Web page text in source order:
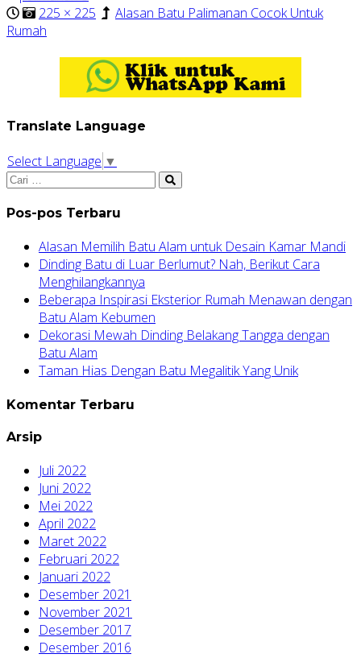
225 × 225
Alasan Batu Palimanan Cocok Untuk
Rumah
Translate Language
Select Language ▼
Pos-pos Terbaru
Alasan Memilih Batu Alam untuk Desain Kamar Mandi
Dinding Batu di Luar Berlumut? Nah, Berikut Cara
Menghilangkannya
Beberapa Inspirasi Eksterior Rumah Menawan dengan
Batu Alam Kebumen
Dekorasi Mewah Dinding Belakang Tangga dengan
Batu Alam
Taman Hias Dengan Batu Megalitik Yang Unik
Komentar Terbaru
Arsip
Juli 2022
Juni 2022
Mei 2022
April 2022
Maret 2022
Februari 2022
Januari 2022
Desember 2021
November 2021
Desember 2017
Desember 2016